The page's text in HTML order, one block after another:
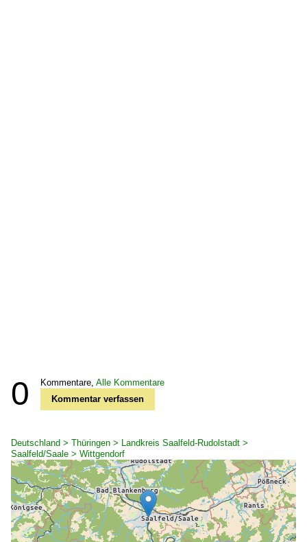
0 Kommentare, Alle Kommentare
Kommentar verfassen
Deutschland > Thüringen > Landkreis Saalfeld-Rudolstadt >
Saalfeld/Saale > Wittgendorf